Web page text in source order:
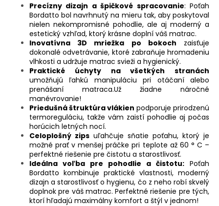
Precízny dizajn a špičkové spracovanie: Poťah
Bordatto bol navrhnutý na mieru tak, aby poskytoval
nielen nekompromisné pohodlie, ale aj moderný a
estetický vzhľad, ktorý krásne doplní váš matrac.
Inovatívna 3D mriežka po bokoch zaisťuje
dokonalé odvetrávanie, ktoré zabraňuje hromadeniu
vlhkosti a udržuje matrac svieži a hygienický.
Praktické úchyty na všetkých stranách
umožňujú ľahkú manipuláciu pri otáčaní alebo
prenášaní matraca.Už žiadne náročné
manévrovanie!
Priedušná štruktúra vlákien podporuje prirodzenú
termoreguláciu, takže vám zaistí pohodlie aj počas
horúcich letných nocí.
Celoplošný zips uľahčuje sňatie poťahu, ktorý je
možné prať v menšej práčke pri teplote až 60 ° C –
perfektné riešenie pre čistotu a starostlivosť.
Ideálna voľba pre pohodlie a čistotu: Poťah
Bordatto kombinuje praktické vlastnosti, moderný
dizajn a starostlivosť o hygienu, čo z neho robí skvelý
doplnok pre váš matrac. Perfektné riešenie pre tých,
ktorí hľadajú maximálny komfort a štýl v jednom!